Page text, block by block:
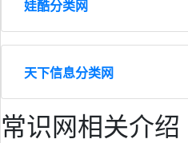
娃酷分类网
天下信息分类网
常识网相关介绍